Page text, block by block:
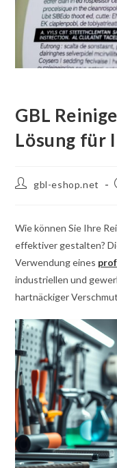
GBL
Lösung für
Auteur
publication
:
gbl-eshop.net
Wie können Sie Ihre
effektiver gestalten?
Verwendung eines
industriellen und
hartnäckiger